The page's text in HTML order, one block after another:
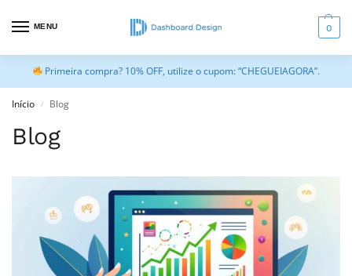
MENU 0
Primeira compra? 10% OFF, utilize o cupom: “CHEGUEIAGORA”.
Início / Blog
Blog